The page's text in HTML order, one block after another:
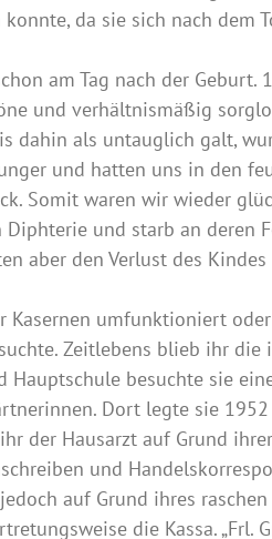
da sie sich nach dem
am Tag nach der Geburt.
und verhältnismäßig
dahin als untauglich galt,
und hatten uns in den
Somit waren wir wieder
und starb an deren
aber den Verlust des Kindes
Kasernen umfunktioniert
Zeitlebens blieb ihr die
Hauptschule besuchte sie
Dort legte sie
der Hausarzt auf Grund ihrer
und
auf Grund ihres raschen
die Kassa. „Frl.